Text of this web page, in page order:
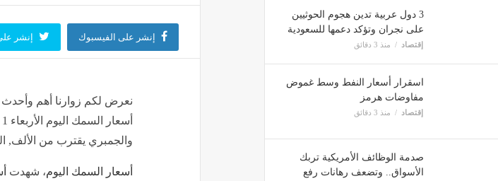
3 دول عربية تدين هجوم الحوثيين
على نجران وتؤكد دعمها للسعودية
إقتصاد منذ 3 دقائق
اسقرار أسعار النفط وسط غموض
مفاوضات هرمز
إقتصاد منذ 3 دقائق
صدمة الوظائف الأمريكية تربك
الأسواق.. وتضعف رهانات رفع
مصر منذ 3 ساعات
إنشر على الفيسبوك إنشر
نعرض لكم زوارنا أهم وأحدث
والجمبري يقترب من الألف, اليوم الأربعاء 1
أسعار السمك اليوم، شهدت